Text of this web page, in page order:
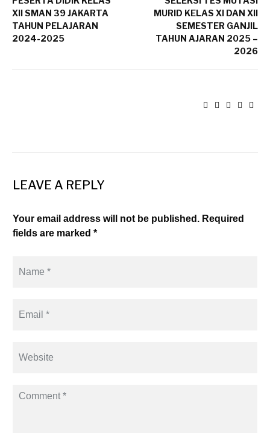
XII SMAN 39 JAKARTA
TAHUN PELAJARAN
2024-2025
MURID KELAS XI DAN XII
SEMESTER GANJIL
TAHUN AJARAN 2025 –
2026
LEAVE A REPLY
Your email address will not be published. Required
fields are marked *